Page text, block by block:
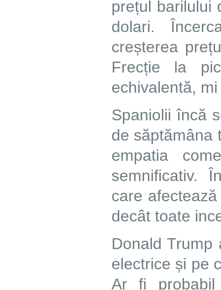
prețul barilului
dolari.
creșterea
Frecție la
echivalentă,
Spaniolii încă
de săptămâna
empatia
semnificativ.
care
decât toate
Donald Trump
electrice și pe
Ar fi